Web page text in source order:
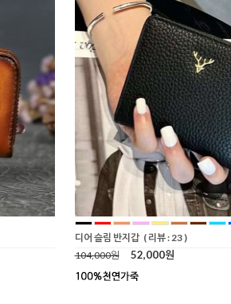
디어 슬림 반지갑 ( 리뷰 : 23 )
104,000원
52,000원